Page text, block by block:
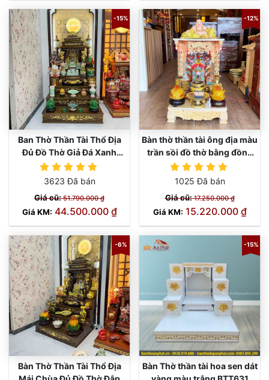
-15%
Ban Thờ Thần Tài Thổ Địa
Đủ Đồ Thờ Giả Đá Xanh
Ngọc Cao Cấp TT815
3623 Đã bán
Giá cũ:51.790.000 ₫
Giá KM: 44.500.000 ₫
-12%
Bàn thờ thần tài ông địa màu
trần sồi đồ thờ bằng đồng
TT661
TT661
1025 Đã bán
Giá cũ:17.250.000 ₫
Giá KM: 15.220.000 ₫
-6%
Bàn Thờ Thần Tài Thổ Địa
-15%
Bàn Thờ thần tài hoa sen dát